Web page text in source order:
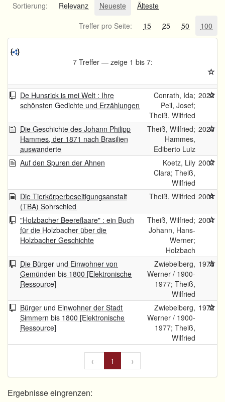
Sortierung: Relevanz Neueste
Älteste
Treffer pro Seite:
15 25 50 100
7 Treffer — zeige 1 bis 7:
De Hunsrick is mei Welt : Ihre
schönsten Gedichte und Erzählungen
Conrath, Ida;
Peil, Josef;
Theiß, Wilfried
2022
Die Geschichte des Johann Philipp
Hammes, der 1871 nach Brasilien
auswanderte
Theiß, Wilfried;
Hammes,
Ediberto Luiz
2020
Auf den Spuren der Ahnen
Koetz, Lily
Clara; Theiß,
Wilfried
2007
Die Tierkörperbeseitigungsanstalt
(TBA) Sohrschied
Theiß, Wilfried 2001
"Holzbacher Beereflaare" : ein Buch
für die Holzbacher über die
Holzbacher Geschichte
Theiß, Wilfried;
Johann, Hans-
Werner;
Holzbach
2001
Die Bürger und Einwohner von
Gemünden bis 1800 [Elektronische
Ressource]
Zwiebelberg,
Werner / 1900-
1977; Theiß,
Wilfried
1975
Bürger und Einwohner der Stadt
Simmern bis 1800 [Elektronische
Ressource]
Zwiebelberg,
Werner / 1900-
1977; Theiß,
Wilfried
1972
← 1 →
Ergebnisse eingrenzen: